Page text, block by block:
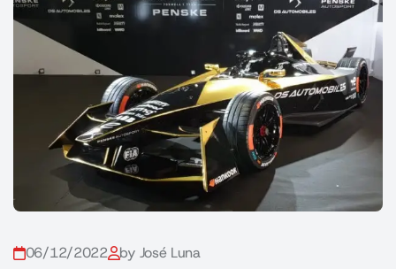
06/12/2022 by José Luna